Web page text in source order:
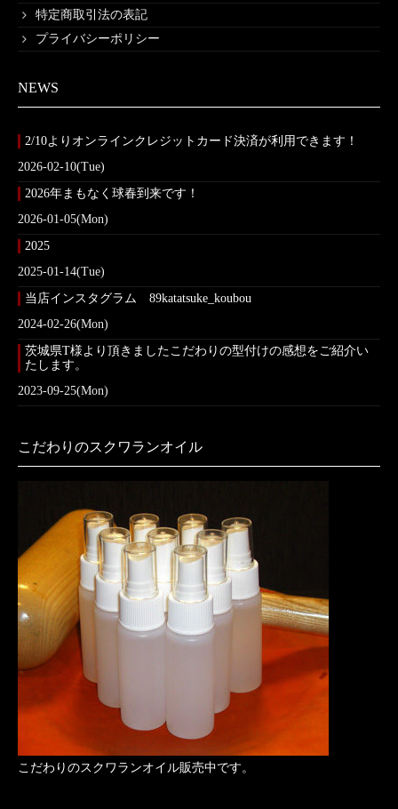
特定商取引法の表記
プライバシーポリシー
NEWS
2/10よりオンラインクレジットカード決済が利用できます！
2026-02-10(Tue)
2026年まもなく球春到来です！
2026-01-05(Mon)
2025
2025-01-14(Tue)
当店インスタグラム 89katatsuke_koubou
2024-02-26(Mon)
茨城県T様より頂きましたこだわりの型付けの感想をご紹介い
たします。
2023-09-25(Mon)
こだわりのスクワランオイル
こだわりのスクワランオイル販売中です。